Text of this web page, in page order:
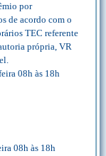
por
de acordo com o
TEC referente
própria, VR
08h às 18h
08h às 18h